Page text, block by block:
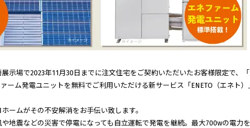
示場で2023年11月30日までに注文住宅をご契約いただいたお客様限定で、
ーム発電ユニットを無料でご利用いただける新サービス「ENETO（エネト
ームがその不安解消をお手伝い致します。
地震などの災害で停電になっても自立運転で発電を継続。最大700wの電力を